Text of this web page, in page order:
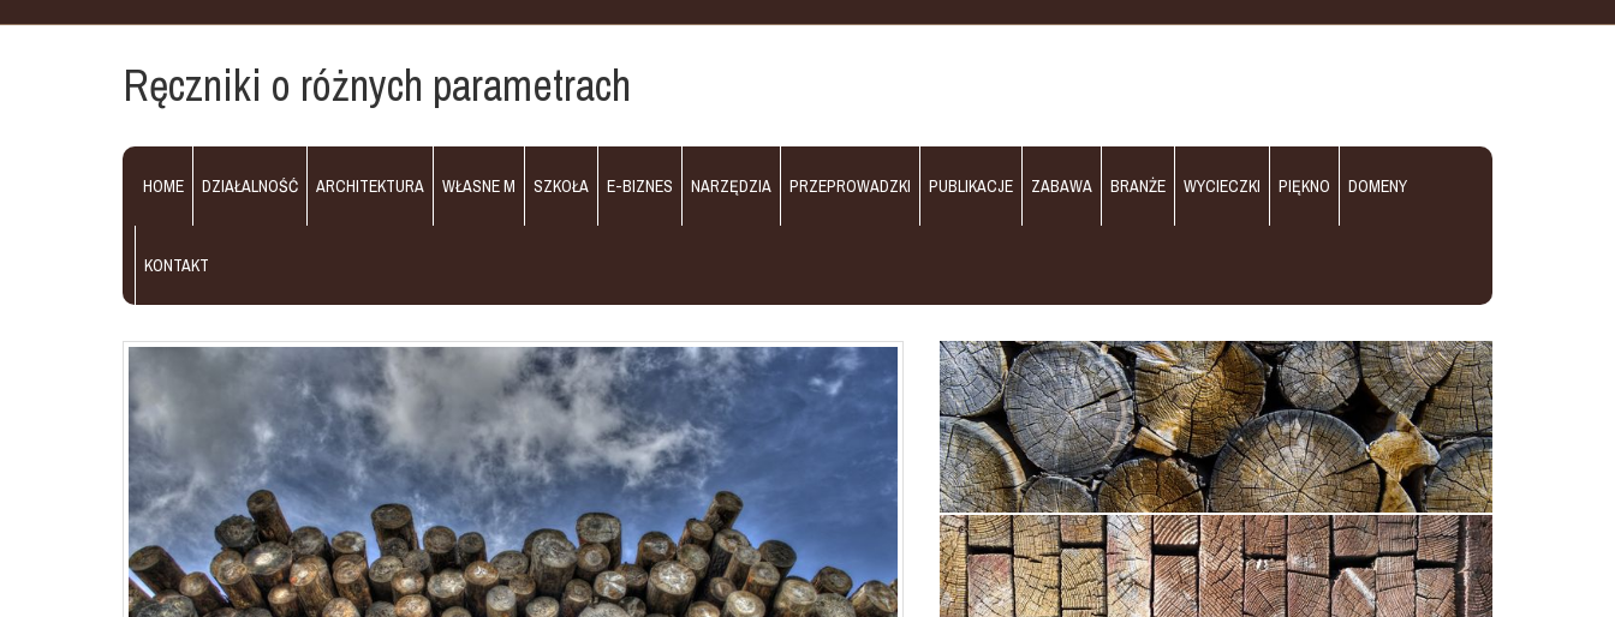
Ręczniki o różnych parametrach
HOME DZIAŁALNOŚĆ ARCHITEKTURA WŁASNE M SZKOŁA E-BIZNES NARZĘDZIA PRZEPROWADZKI PUBLIKACJE ZABAWA BRANŻE WYCIECZKI PIĘKNO DOMENY
KONTAKT